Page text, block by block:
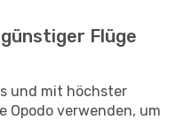
Flüge
und mit höchster
Opodo verwenden, um